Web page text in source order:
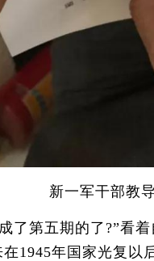
新一军干部教导
第五期的了?”看
1945年国家光复